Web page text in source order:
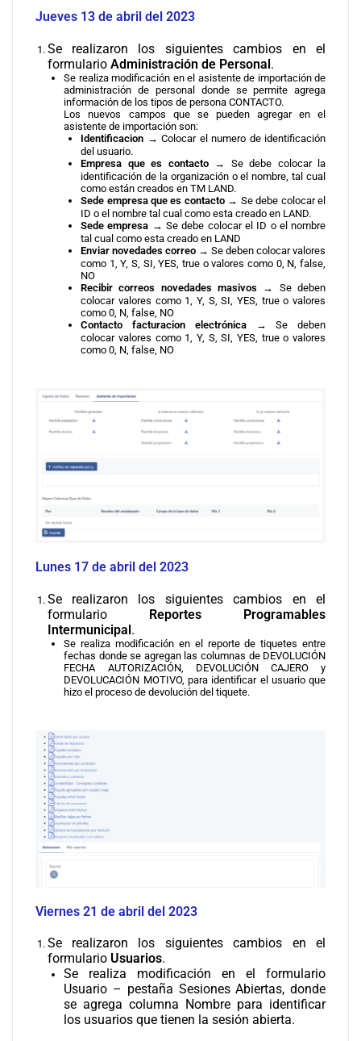
Jueves 13 de abril del 2023
Se realizaron los siguientes cambios en el
formulario Administración de Personal.
Se realiza modificación en el asistente de importación de
administración de personal donde se permite agrega
información de los tipos de persona CONTACTO.
Los nuevos campos que se pueden agregar en el
asistente de importación son:
Identificacion → Colocar el numero de identificación
del usuario.
Empresa que es contacto→ Se debe colocar la
identificación de la organización o el nombre, tal cual
como están creados en TM LAND.
Sede empresa que es contacto→ Se debe colocar el
ID o el nombre tal cual como esta creado en LAND.
Sede empresa → Se debe colocar el ID o el nombre
tal cual como esta creado en LAND
Enviar novedades correo → Se deben colocar valores
como 1, Y, S, SI, YES, true o valores como 0, N, false,
NO
Recibir correos novedades masivos → Se deben
colocar valores como 1, Y, S, SI, YES, true o valores
como 0, N, false, NO
Contacto facturacion electrónica→ Se deben
colocar valores como 1, Y, S, SI, YES, true o valores
como 0, N, false, NO
Lunes 17 de abril del 2023
Se realizaron los siguientes cambios en el
formulario Reportes Programables
Intermunicipal.
Se realiza modificación en el reporte de tiquetes entre
fechas donde se agregan las columnas de DEVOLUCIÓN
FECHA AUTORIZACIÓN, DEVOLUCIÓN CAJERO y
DEVOLUCACIÓN MOTIVO, para identificar el usuario que
hizo el proceso de devolución del tiquete.
Viernes 21 de abril del 2023
Se realizaron los siguientes cambios en el
formulario Usuarios.
Se realiza modificación en el formulario
Usuario – pestaña Sesiones Abiertas, donde
se agrega columna Nombre para identificar
los usuarios que tienen la sesión abierta.